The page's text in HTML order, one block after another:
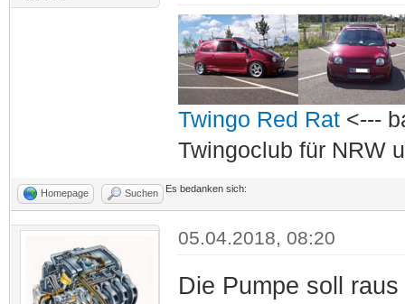
Twingo Red Rat<---
Twingoclub für NRW
Homepage Suchen Es bedanken sich:
05.04.2018, 08:20
Die Pumpe soll